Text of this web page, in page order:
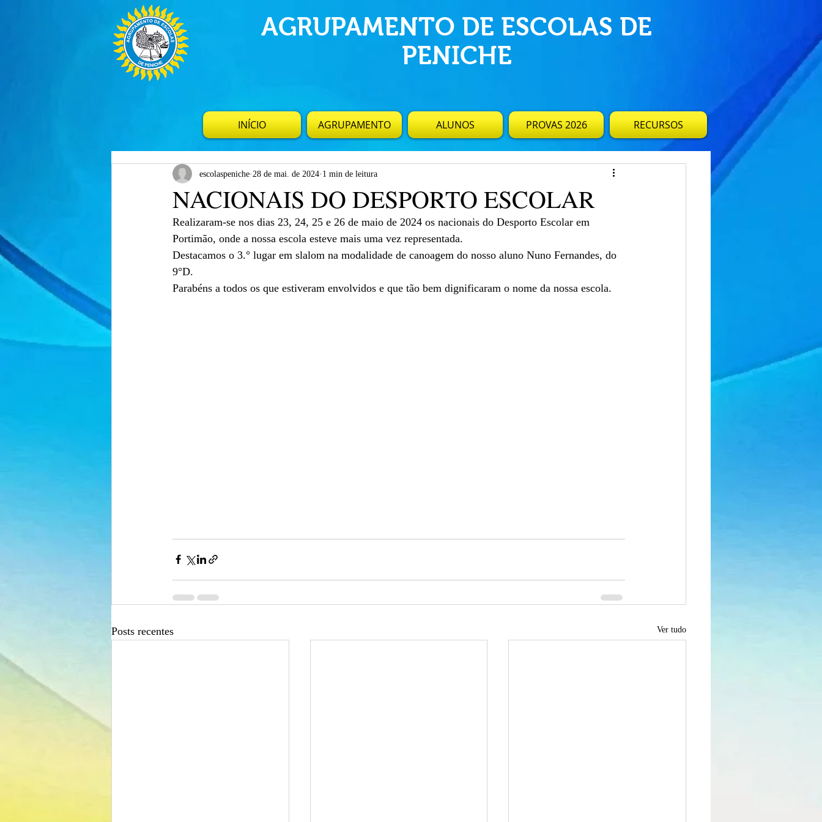
AGRUPAMENTO DE ESCOLAS DE
PENICHE
INÍCIO AGRUPAMENTO ALUNOS PROVAS 2026 RECURSOS
NACIONAIS DO DESPORTO ESCOLAR
escolaspeniche 28 de mai. de 2024 1 min de leitura
Realizaram-se nos dias 23, 24, 25 e 26 de maio de 2024 os nacionais do Desporto Escolar em
Portimão, onde a nossa escola esteve mais uma vez representada.
Destacamos o 3.° lugar em slalom na modalidade de canoagem do nosso aluno Nuno Fernandes, do
9°D.
Parabéns a todos os que estiveram envolvidos e que tão bem dignificaram o nome da nossa escola.
Posts recentes Ver tudo